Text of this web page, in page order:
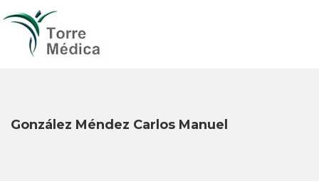
González Méndez Carlos Manuel